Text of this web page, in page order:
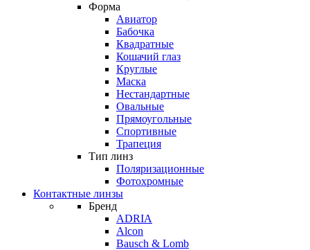
Форма
Авиатор
Бабочка
Квадратные
Кошачий глаз
Круглые
Маска
Нестандартные
Овальные
Прямоугольные
Спортивные
Трапеция
Тип линз
Поляризационные
Фотохромные
Контактные линзы
Бренд
ADRIA
Alcon
Bausch & Lomb